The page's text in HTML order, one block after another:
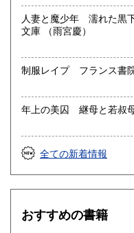
人妻と魔少年 濡れた黒
文庫 （雨宮慶）
全ての新着情報
おすすめの書籍